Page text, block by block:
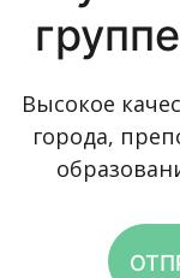
Высокое
города,